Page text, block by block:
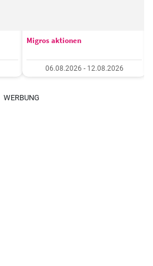
Migros aktionen
06.08.2026 - 12.08.2026
WERBUNG